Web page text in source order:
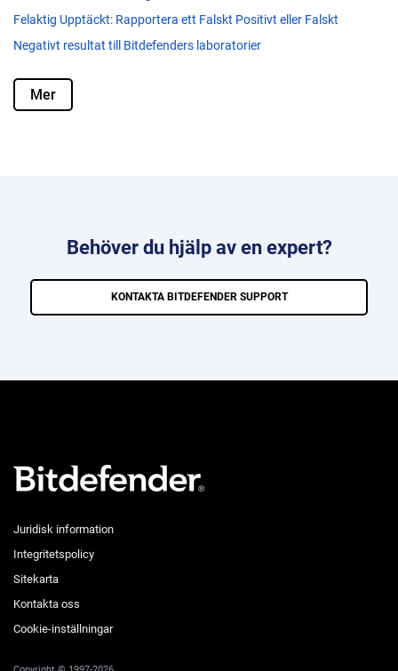
Felaktig Upptäckt: Rapportera ett Falskt Positivt eller Falskt
Negativt resultat till Bitdefenders laboratorier
Mer
Behöver du hjälp av en expert?
KONTAKTA BITDEFENDER SUPPORT
Juridisk information
Integritetspolicy
Sitekarta
Kontakta oss
Cookie-inställningar